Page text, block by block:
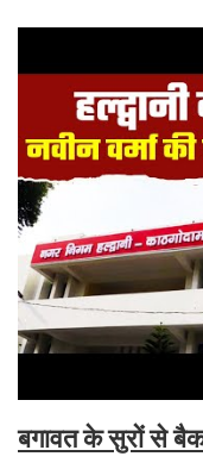
बगावत के सुरों से